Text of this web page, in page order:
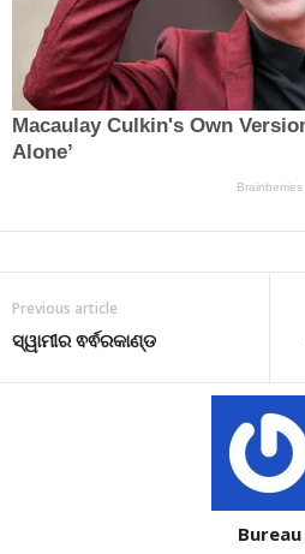
Previous article
ସ୍ୱାମୀର ଵର୍ଵରକାଣ୍ଡ
Bureau